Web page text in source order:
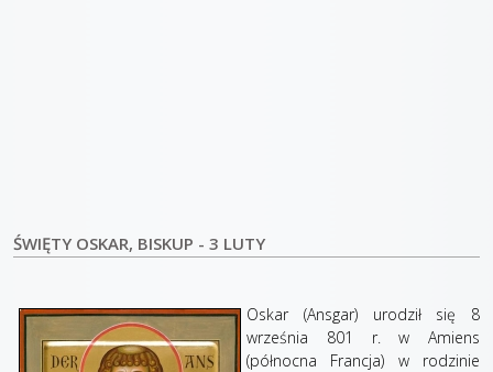
ŚWIĘTY OSKAR, BISKUP - 3 LUTY
Oskar (Ansgar) urodził się 8
września 801 r. w Amiens
(północna Francja) w rodzinie